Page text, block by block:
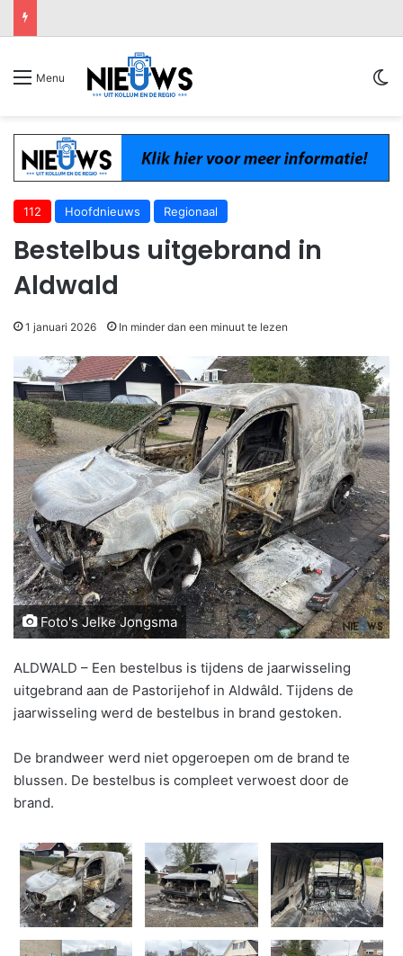
Menu
112 Hoofdnieuws Regionaal
Bestelbus uitgebrand in
Aldwald
1 januari 2026 In minder dan een minuut te lezen
Foto's Jelke Jongsma
ALDWALD – Een bestelbus is tijdens de jaarwisseling
uitgebrand aan de Pastorijehof in Aldwâld. Tijdens de
jaarwisseling werd de bestelbus in brand gestoken.
De brandweer werd niet opgeroepen om de brand te
blussen. De bestelbus is compleet verwoest door de
brand.